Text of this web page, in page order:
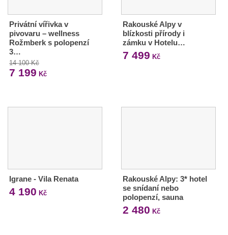
Privátní vířivka v
pivovaru – wellness
Rožmberk s polopenzí
3…
14 100 Kč
7 199 Kč
Rakouské Alpy v
blízkosti přírody i
zámku v Hotelu…
7 499 Kč
Igrane - Vila Renata
4 190 Kč
Rakouské Alpy: 3* hotel
se snídaní nebo
polopenzí, sauna
2 480 Kč